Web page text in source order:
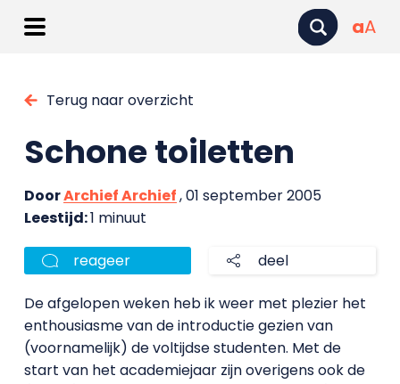
aA
Terug naar overzicht
Schone toiletten
DoorArchief Archief, 01 september 2005
Leestijd:1 minuut
reageer deel
De afgelopen weken heb ik weer met plezier het
enthousiasme van de introductie gezien van
(voornamelijk) de voltijdse studenten. Met de
start van het academiejaar zijn overigens ook de